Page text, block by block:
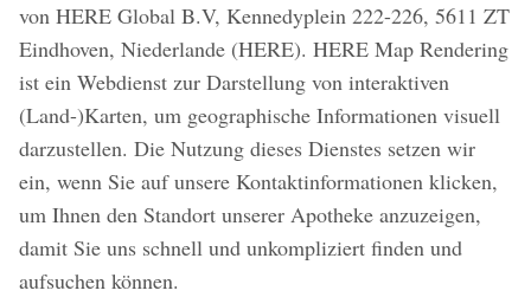
von HERE Global B.V, Kennedyplein 222-226, 5611 ZT
Eindhoven, Niederlande (HERE). HERE Map Rendering
ist ein Webdienst zur Darstellung von interaktiven
(Land-)Karten, um geographische Informationen visuell
darzustellen. Die Nutzung dieses Dienstes setzen wir
ein, wenn Sie auf unsere Kontaktinformationen klicken,
um Ihnen den Standort unserer Apotheke anzuzeigen,
damit Sie uns schnell und unkompliziert finden und
aufsuchen können.